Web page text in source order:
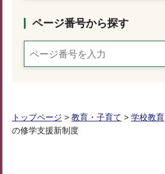
ページ番号から探す
トップページ > 教育・子育て > 学校教育
の修学支援新制度